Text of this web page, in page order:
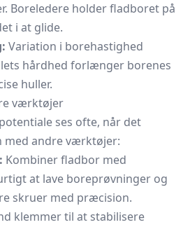
Boreledere holder fladboret på
i at glide.
Variation i borehastighed
hårdhed forlænger borenes
huller.
værktøjer
ses ofte, når det
med andre værktøjer:
Kombiner fladbor med
at lave boreprøvninger og
skruer med præcision.
klemmer til at stabilisere